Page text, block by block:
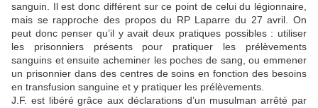
sanguin. Il est donc différent sur ce point de celui du légionnaire,
mais se rapproche des propos du RP Laparre du 27 avril. On
peut donc penser qu’il y avait deux pratiques possibles : utiliser
les prisonniers présents pour pratiquer les prélèvements
sanguins et ensuite acheminer les poches de sang, ou emmener
un prisonnier dans des centres de soins en fonction des besoins
en transfusion sanguine et y pratiquer les prélèvements.
J.F. est libéré grâce aux déclarations d’un musulman arrêté par